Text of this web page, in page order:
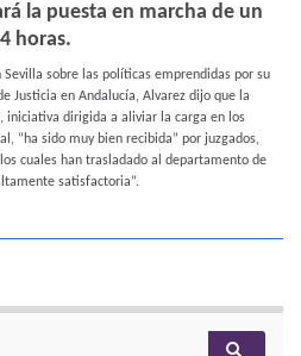
la puesta en marcha de un
horas.
sobre las políticas emprendidas por su
Justicia en Andalucía, Alvarez dijo que la
iniciativa dirigida a aliviar la carga en los
“ha sido muy bien recibida” por juzgados,
cuales han trasladado al departamento de
satisfactoria”.